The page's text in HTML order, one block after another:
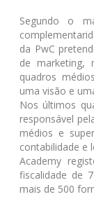
Segundo o
da PwC
de marketing,
quadros
uma visão e
Nos últimos
responsável
médios e
contabilidade e
Academy
fiscalidade de
mais de 500